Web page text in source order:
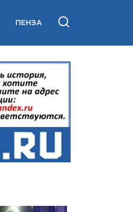
ПЕНЗА